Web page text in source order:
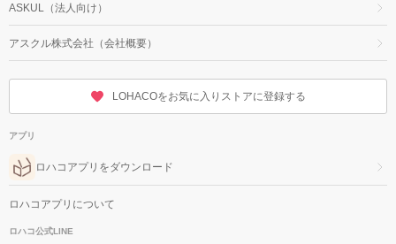
ASKUL（法人向け）
アスクル株式会社（会社概要）
LOHACOをお気に入りストアに登録する
アプリ
ロハコアプリをダウンロード
ロハコアプリについて
ロハコ公式LINE